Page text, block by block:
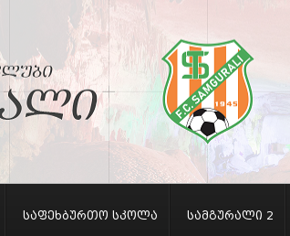
საფეხბურთო სკოლა სამგურალი 2